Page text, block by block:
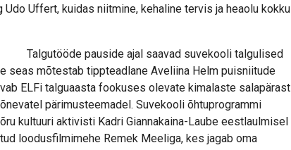
Uffert, kuidas niitmine, kehaline tervis ja heaolu kokku
Talgutööde pauside ajal saavad suvekooli talgulised
seas mõtestab tippteadlane Aveliina Helm puisniitude
ELFi talguaasta fookuses olevate kimalaste salapärast
pärimusteemadel. Suvekooli õhtuprogrammi
kultuuri aktivisti Kadri Giannakaina-Laube eestlaulmisel
loodusfilmimehe Remek Meeliga, kes jagab oma